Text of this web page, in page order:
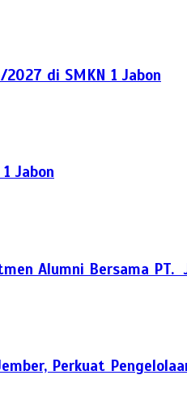
2027 di SMKN 1 Jabon
Jabon
Alumni Bersama PT.
Perkuat